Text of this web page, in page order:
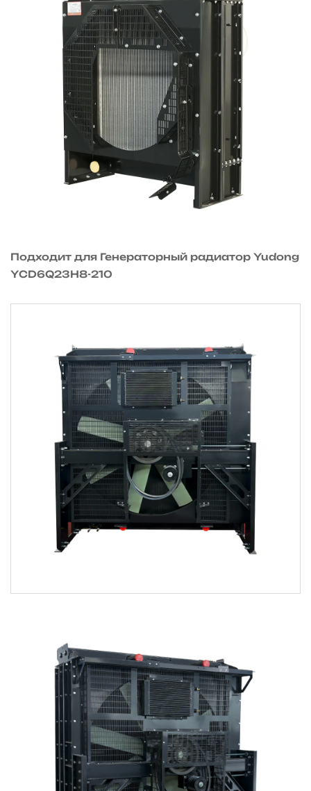
Подходит для Генераторный радиатор Yudong
YCD6Q23H8-210